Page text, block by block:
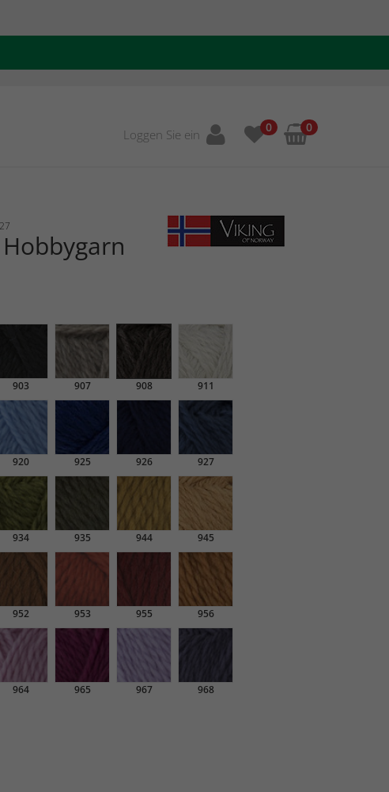
Loggen Sie ein 0 0
903 907 908 911
920 925 926 927
934 935 944 945
952 953 955 956
964 965 967 968